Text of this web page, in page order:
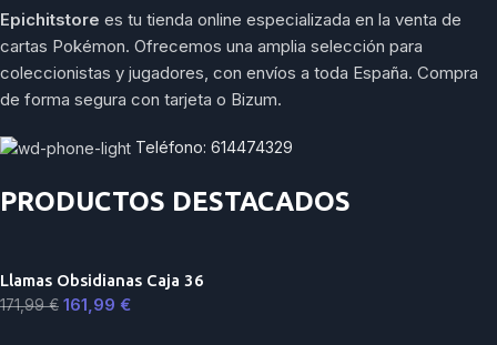
Epichitstore es tu tienda online especializada en la venta de
cartas Pokémon. Ofrecemos una amplia selección para
coleccionistas y jugadores, con envíos a toda España. Compra
de forma segura con tarjeta o Bizum.
Teléfono: 614474329
PRODUCTOS DESTACADOS
Llamas Obsidianas Caja 36
171,99€ 161,99 €